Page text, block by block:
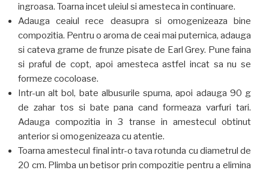
ingroasa. Toarna incet uleiul si amesteca in continuare.
Adauga ceaiul rece deasupra si omogenizeaza bine
compozitia. Pentru o aroma de ceai mai puternica, adauga
si cateva grame de frunze pisate de Earl Grey. Pune faina
si praful de copt, apoi amesteca astfel incat sa nu se
formeze cocoloase.
Intr-un alt bol, bate albusurile spuma, apoi adauga 90 g
de zahar tos si bate pana cand formeaza varfuri tari.
Adauga compozitia in 3 transe in amestecul obtinut
anterior si omogenizeaza cu atentie.
Toarna amestecul final intr-o tava rotunda cu diametrul de
20 cm. Plimba un betisor prin compozitie pentru a elimina